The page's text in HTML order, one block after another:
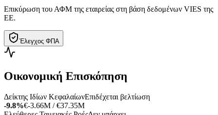
Επικύρωση του ΑΦΜ της εταιρείας στη βάση δεδομένων VIES της
ΕΕ.
Έλεγχος ΦΠΑ
Οικονομική Επισκόπηση
Δείκτης Ιδίων ΚεφαλαίωνΕπιδέχεται βελτίωση
-9.8%€-3.66M / €37.35M